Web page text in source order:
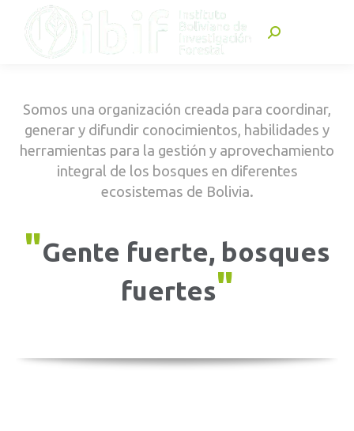
Buscar:
Somos una organización creada para coordinar,
generar y difundir conocimientos, habilidades y
herramientas para la gestión y aprovechamiento
integral de los bosques en diferentes
ecosistemas de Bolivia.
"Gente fuerte, bosques
fuertes"